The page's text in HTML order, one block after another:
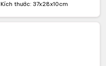
Kích thước: 37x28x10cm